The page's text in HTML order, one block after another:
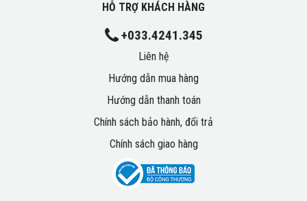
HỖ TRỢ KHÁCH HÀNG
+033.4241.345
Liên hệ
Hướng dẫn mua hàng
Hướng dẫn thanh toán
Chính sách bảo hành, đổi trả
Chính sách giao hàng